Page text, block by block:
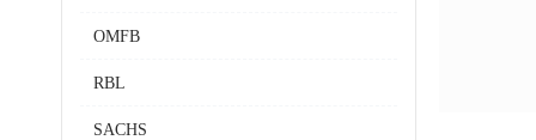
OMFB
RBL
SACHS